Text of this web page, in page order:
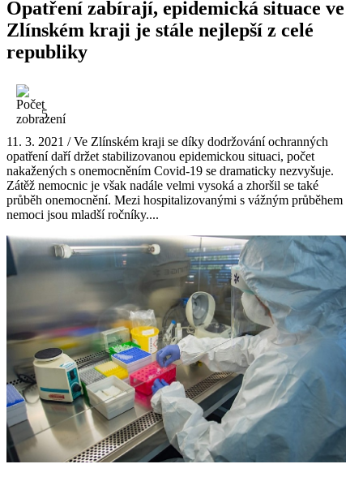
Opatření zabírají, epidemická situace ve
Zlínském kraji je stále nejlepší z celé
republiky
5
11. 3. 2021 / Ve Zlínském kraji se díky dodržování ochranných
opatření daří držet stabilizovanou epidemickou situaci, počet
nakažených s onemocněním Covid-19 se dramaticky nezvyšuje.
Zátěž nemocnic je však nadále velmi vysoká a zhoršil se také
průběh onemocnění. Mezi hospitalizovanými s vážným průběhem
nemoci jsou mladší ročníky....